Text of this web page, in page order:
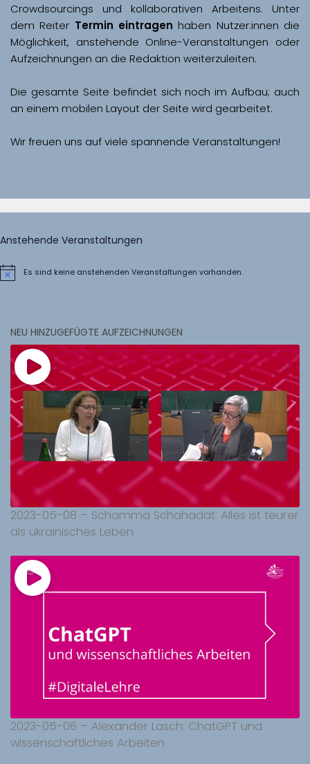
Crowdsourcings und kollaborativen Arbeitens. Unter
dem Reiter Termin eintragen haben Nutzer:innen die
Möglichkeit, anstehende Online-Veranstaltungen oder
Aufzeichnungen an die Redaktion weiterzuleiten.
Die gesamte Seite befindet sich noch im Aufbau; auch
Wir freuen uns auf viele spannende Veranstaltungen!
Anstehende Veranstaltungen
HinweisEs sind keine anstehenden Veranstaltungen vorhanden.
NEU HINZUGEFÜGTE AUFZEICHNUNGEN
2023-05-08 – Schamma Schahadat: Alles ist teurer
als ukrainisches Leben
2023-05-06 – Alexander Lasch: ChatGPT und
wissenschaftliches Arbeiten